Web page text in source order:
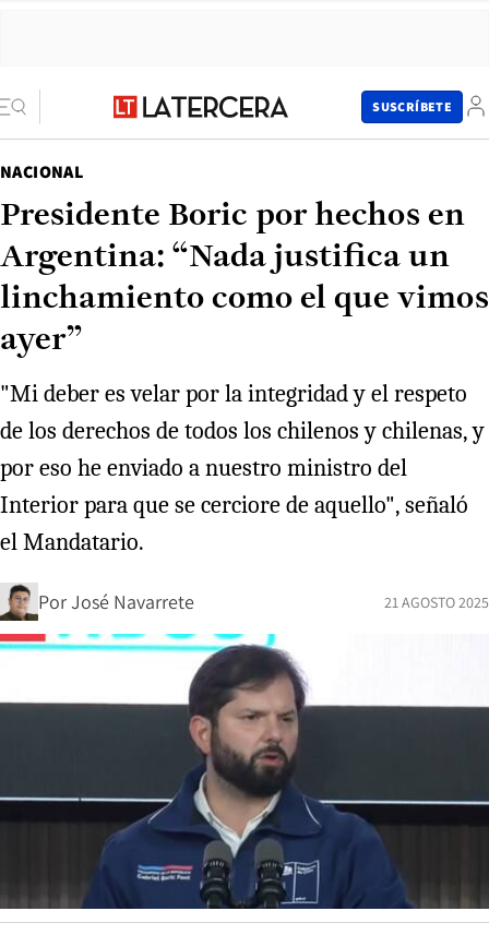
SUSCRÍBETE
NACIONAL
Presidente Boric por hechos en
Argentina: “Nada justifica un
linchamiento como el que vimos
ayer”
"Mi deber es velar por la integridad y el respeto
de los derechos de todos los chilenos y chilenas, y
por eso he enviado a nuestro ministro del
Interior para que se cerciore de aquello", señaló
el Mandatario.
PorJosé Navarrete 21 AGOSTO 2025